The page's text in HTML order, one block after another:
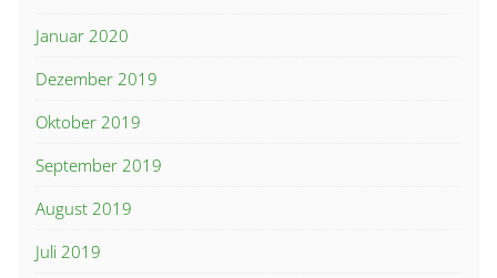
Januar 2020
Dezember 2019
Oktober 2019
September 2019
August 2019
Juli 2019